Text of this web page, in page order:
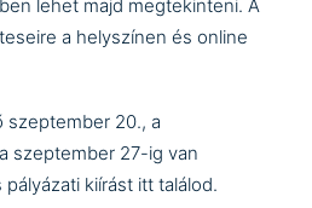
lehet majd megtekinteni. A
a helyszínen és online
szeptember 20., a
szeptember 27-ig van
kiírást itt találod.